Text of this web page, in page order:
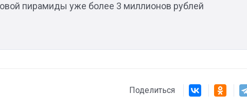
пирамиды уже более 3 миллионов рублей
Поделиться